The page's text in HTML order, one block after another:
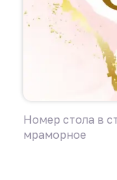
Номер стола в
мраморное